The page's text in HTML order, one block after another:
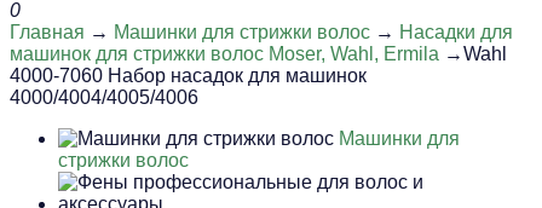
0
Главная → Машинки для стрижки волос → Насадки для
машинок для стрижки волос Moser, Wahl, Ermila →Wahl
4000-7060 Набор насадок для машинок
4000/4004/4005/4006
Машинки для
стрижки волос